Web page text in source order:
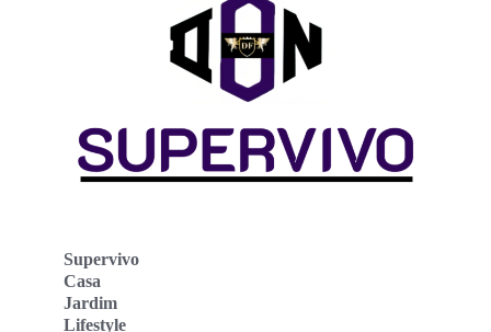
Supervivo
Casa
Jardim
Lifestyle